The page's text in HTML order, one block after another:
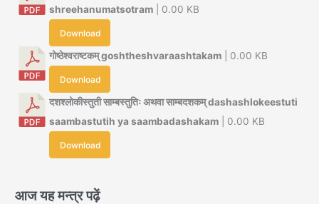
shreehanumatsotram | 0.00 KB
Download
गोष्ठेश्वराष्टकम् goshtheshvaraashtakam | 0.00 KB
Download
दशश्लोकीस्तुती साम्बस्तुतिः अथवा साम्बदशकम् dashashlokeestuti
saambastutih ya saambadashakam | 0.00 KB
Download
आज यह मन्त्र पढ़ें